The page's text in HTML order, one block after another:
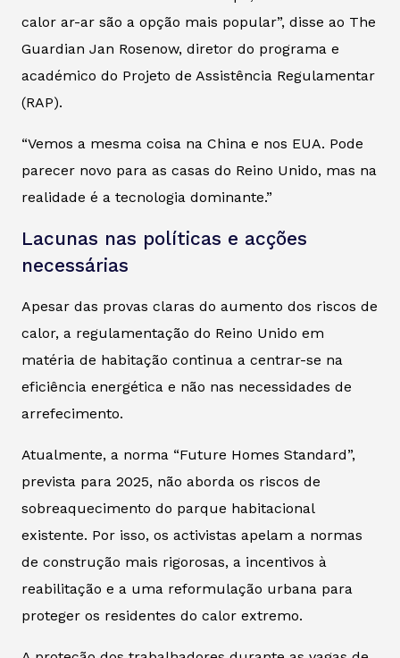
calor ar-ar são a opção mais popular”, disse ao The
Guardian Jan Rosenow, diretor do programa e
académico do Projeto de Assistência Regulamentar
(RAP).
“Vemos a mesma coisa na China e nos EUA. Pode
parecer novo para as casas do Reino Unido, mas na
realidade é a tecnologia dominante.”
Lacunas nas políticas e acções
necessárias
Apesar das provas claras do aumento dos riscos de
calor, a regulamentação do Reino Unido em
matéria de habitação continua a centrar-se na
eficiência energética e não nas necessidades de
arrefecimento.
Atualmente, a norma “Future Homes Standard”,
prevista para 2025, não aborda os riscos de
sobreaquecimento do parque habitacional
existente. Por isso, os activistas apelam a normas
de construção mais rigorosas, a incentivos à
reabilitação e a uma reformulação urbana para
proteger os residentes do calor extremo.